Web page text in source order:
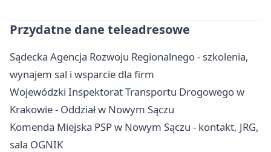
Przydatne dane teleadresowe
Sądecka Agencja Rozwoju Regionalnego - szkolenia,
wynajem sal i wsparcie dla firm
Wojewódzki Inspektorat Transportu Drogowego w
Krakowie - Oddział w Nowym Sączu
Komenda Miejska PSP w Nowym Sączu - kontakt, JRG,
sala OGNIK